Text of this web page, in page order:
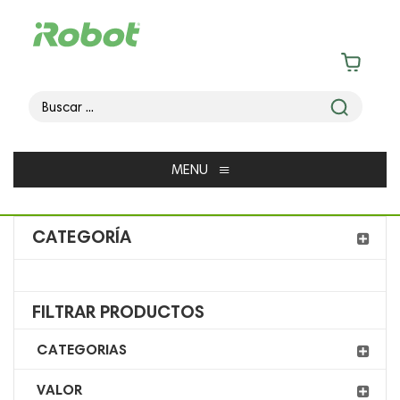
MENU ≡
CATEGORÍA
FILTRAR PRODUCTOS
CATEGORIAS
VALOR